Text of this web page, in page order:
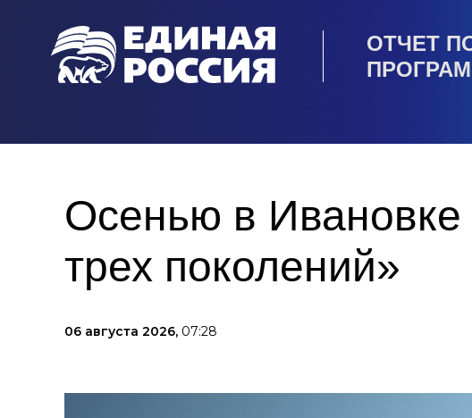
ОТЧЕТ
Осенью в Ивановке
трех поколений»
06 августа 2026, 07:28